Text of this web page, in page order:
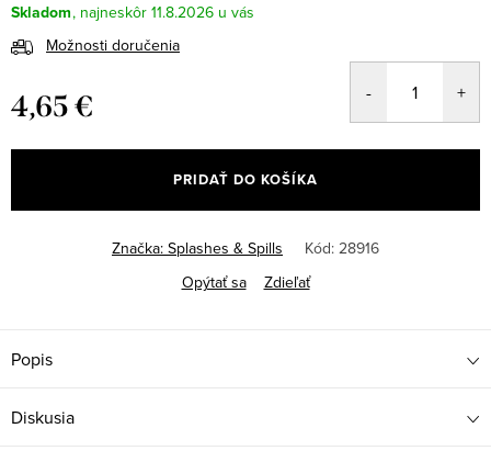
Skladom
11.8.2026
Možnosti doručenia
4,65 €
cena:
PRIDAŤ DO KOŠÍKA
Značka: Splashes & Spills Kód: 28916
Opýtať sa
Zdieľať
Popis
Diskusia